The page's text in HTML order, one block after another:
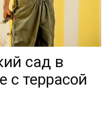
сад в
с террасой